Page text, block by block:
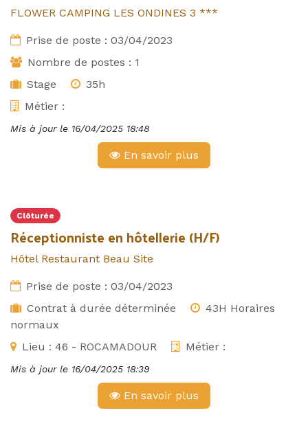
FLOWER CAMPING LES ONDINES 3 ***
Prise de poste : 03/04/2023
Nombre de postes : 1
Stage
35h
Métier :
Mis à jour le 16/04/2025 18:48
En savoir plus
Clôturée
Réceptionniste en hôtellerie (H/F)
Hôtel Restaurant Beau Site
Prise de poste : 03/04/2023
Contrat à durée déterminée
43H Horaires
normaux
Lieu : 46 - ROCAMADOUR Métier :
Mis à jour le 16/04/2025 18:39
En savoir plus